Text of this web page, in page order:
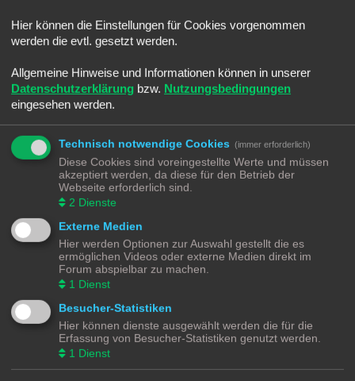
Letzter Beitrag vonRalph«Sa 25. Jun 2022, 08:45
Verfasst inSmaltalk
Letzter Beitrag von Ralph «Sa 25. Jun 2022, 08:30
Verfasst inSpiele & Co.
Umbauwagen ROCO
Letzter Beitrag von
Märklin BR216 (V160) CARGO digitalisieren
Letzter Beitrag von «Fr 20. Mai 2022, 17:36
Verfasst in Lokomotiven | Züge
Schotter Beladung selber machen
Verfasst inGestaltungstipps und Tricks
Märklin K83 Weichendecoder - Separate Stromeinspeisung
Letzter Beitrag von
Verfasst inDigital
Software - aber Welche - Teil 4
Letzter Beitrag von
Verfasst inSteuerung
Software - aber Welche - Teil 3
Letzter Beitrag von Moba_GM
Do 3. Mär 2022, 19:12
Verfasst inSteuerung
Software - aber Welche - Teil 2
Verfasst inSteuerung
Hier können die Einstellungen für Cookies vorgenommen
werden die evtl. gesetzt werden.
Allgemeine Hinweise und Informationen können in unserer
Datenschutzerklärung bzw. Nutzungsbedingungen
eingesehen werden.
Technisch notwendige Cookies (immer erforderlich)
Diese Cookies sind voreingestellte Werte und müssen
akzeptiert werden, da diese für den Betrieb der
Webseite erforderlich sind.
2 Dienste
Externe Medien
Hier werden Optionen zur Auswahl gestellt die es
ermöglichen Videos oder externe Medien direkt im
Forum abspielbar zu machen.
1 Dienst
Besucher-Statistiken
Hier können dienste ausgewählt werden die für die
Erfassung von Besucher-Statistiken genutzt werden.
1 Dienst